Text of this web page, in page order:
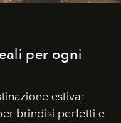
per ogni
estiva:
brindisi perfetti e